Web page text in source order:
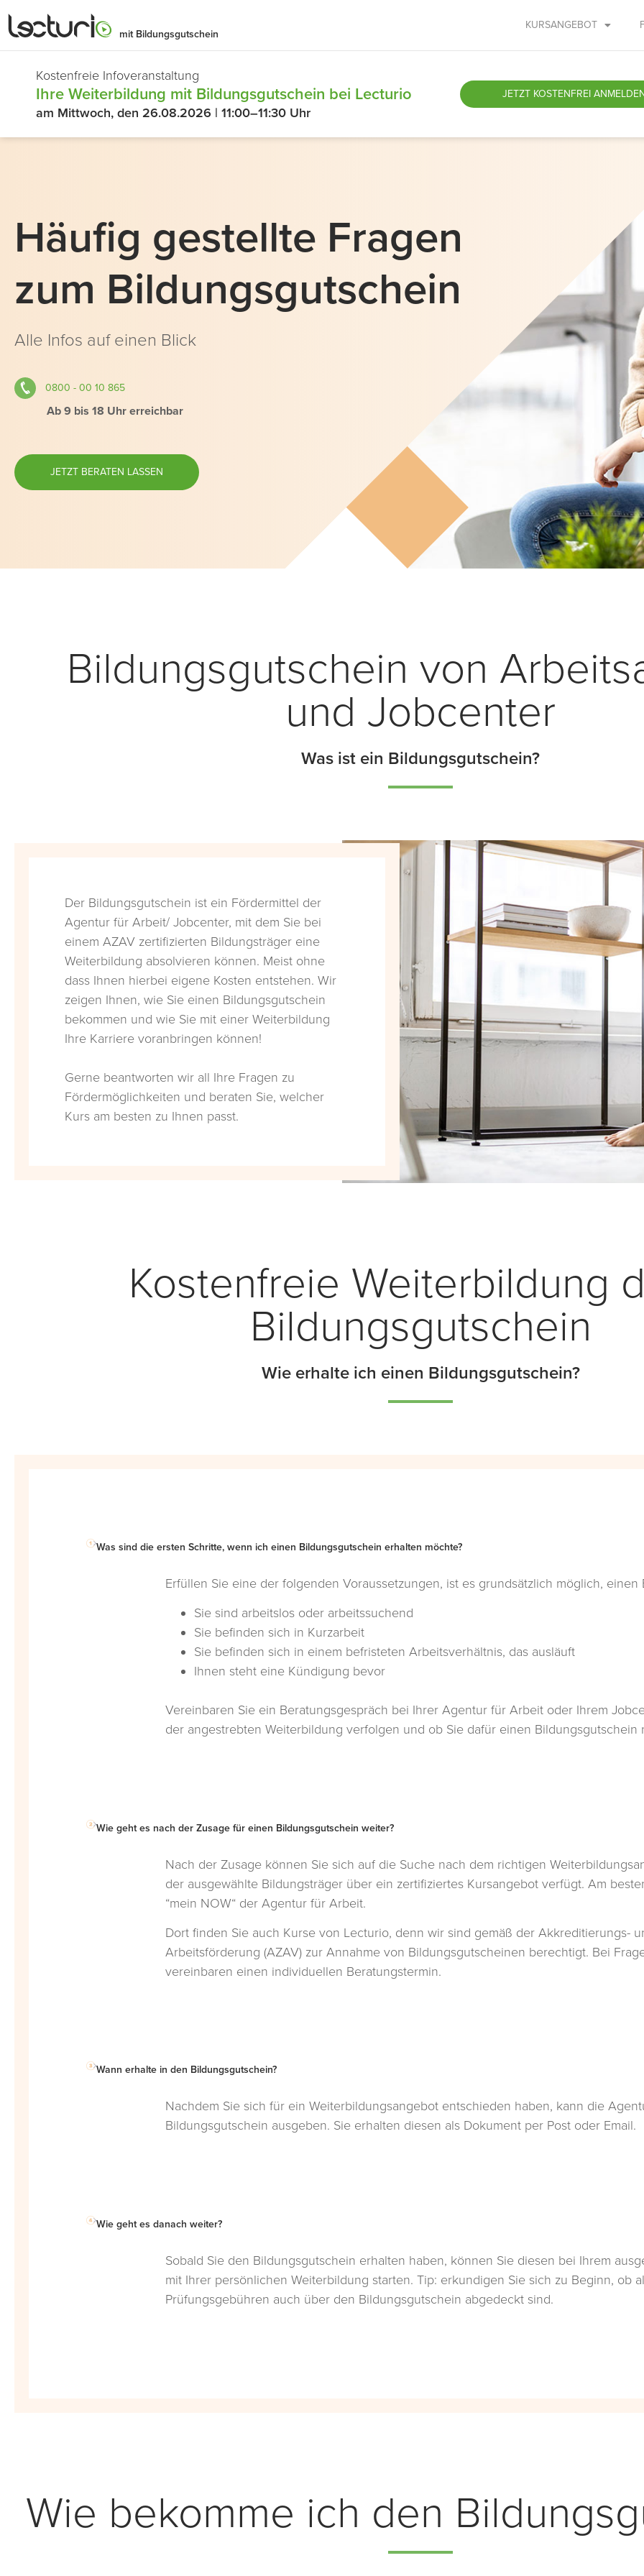
mit Bildungsgutschein
KURSANGEBOT
Kostenfreie Infoveranstaltung
Ihre Weiterbildung mit Bildungsgutschein bei Lecturio
am Mittwoch, den 26.08.2026 | 11:00–11:30 Uhr
JETZT KOSTENFREI
Häufig gestellte Fragen
zum Bildungsgutschein
Alle Infos auf einen Blick
0800 - 00 10 865
Ab 9 bis 18 Uhr erreichbar
JETZT BERATEN LASSEN
Bildungsgutschein von
und Jobcenter
Was ist ein Bildungsgutschein?
Der Bildungsgutschein ist ein Fördermittel der
Agentur für Arbeit/ Jobcenter, mit dem Sie bei
einem AZAV zertifizierten Bildungsträger eine
Weiterbildung absolvieren können. Meist ohne
dass Ihnen hierbei eigene Kosten entstehen. Wir
zeigen Ihnen, wie Sie einen Bildungsgutschein
bekommen und wie Sie mit einer Weiterbildung
Ihre Karriere voranbringen können!
Gerne beantworten wir all Ihre Fragen zu
Fördermöglichkeiten und beraten Sie, welcher
Kurs am besten zu Ihnen passt.
Kostenfreie Weiterbildung
Bildungsgutschein
Wie erhalte ich einen Bildungsgutschein?
Was sind die ersten Schritte, wenn ich einen Bildungsgutschein erhalten möchte?
Erfüllen Sie eine der folgenden Voraussetzungen, ist es grundsätzlich möglich,
Sie sind arbeitslos oder arbeitssuchend
Sie befinden sich in Kurzarbeit
Sie befinden sich in einem befristeten Arbeitsverhältnis, das ausläuft
Ihnen steht eine Kündigung bevor
Vereinbaren Sie ein Beratungsgespräch bei Ihrer Agentur für Arbeit oder Ihrem
der angestrebten Weiterbildung verfolgen und ob Sie dafür einen Bildungsgutschein
Wie geht es nach der Zusage für einen Bildungsgutschein weiter?
Nach der Zusage können Sie sich auf die Suche nach dem richtigen
der ausgewählte Bildungsträger über ein zertifiziertes Kursangebot verfügt. Am
“mein NOW“ der Agentur für Arbeit.
Dort finden Sie auch Kurse von Lecturio, denn wir sind gemäß der Akkreditierungs-
Arbeitsförderung (AZAV) zur Annahme von Bildungsgutscheinen berechtigt. Bei
vereinbaren einen individuellen Beratungstermin.
Wann erhalte in den Bildungsgutschein?
Nachdem Sie sich für ein Weiterbildungsangebot entschieden haben, kann die
Bildungsgutschein ausgeben. Sie erhalten diesen als Dokument per Post oder Email.
Wie geht es danach weiter?
Sobald Sie den Bildungsgutschein erhalten haben, können Sie diesen bei Ihrem
mit Ihrer persönlichen Weiterbildung starten. Tip: erkundigen Sie sich zu Beginn, ob
Prüfungsgebühren auch über den Bildungsgutschein abgedeckt sind.
Wie bekomme ich den